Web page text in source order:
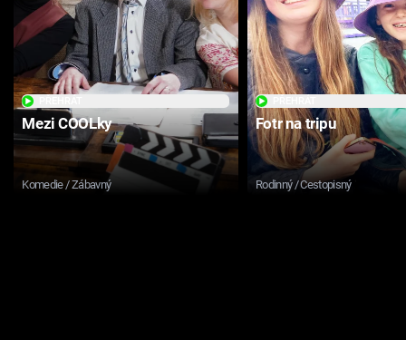
Mezi COOLky
Komedie / Zábavný
Fotr na tripu
Rodinný / Cestopisný